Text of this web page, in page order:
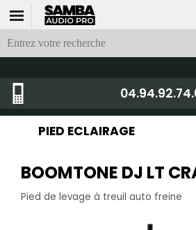
PIED ECLAIRAGE
BOOMTONE DJ LT
Pied de levage à treuil auto freine